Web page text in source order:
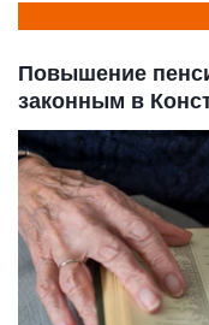
Повышение
законным в